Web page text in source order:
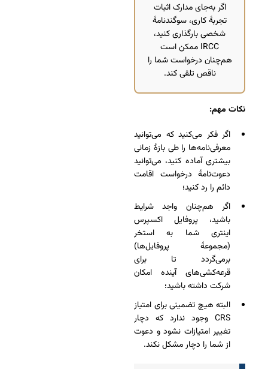
اگر به‌جای مدارک اثبات
تجربۀ کاری، سوگندنامۀ
شخصی بارگذاری کنید،
IRCC ممکن است
هم‌چنان درخواست شما را
ناقص تلقی کند.
نکات مهم:
اگر فکر می‌کنید که می‌توانید
معرفی‌نامه‌ها را طی بازۀ زمانی
بیشتری آماده کنید، می‌توانید
دعوت‌نامۀ درخواست اقامت
دائم را رد کنید؛
اگر هم‌چنان واجد شرایط
باشید، پروفایل اکسپرس
اینتری شما به استخر
(مجموعۀ پروفایل‌ها)
برمی‌گردد تا برای
قرعه‌کشی‌های آینده امکان
شرکت داشته باشید؛
البته هیچ تضمینی برای امتیاز
CRS وجود ندارد که دچار
تغییر امتیازات نشود و دعوت
از شما را دچار مشکل نکند.